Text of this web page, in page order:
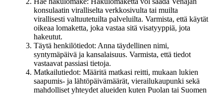
konsulaatin viralliselta verkkosivulta tai muilta
virallisesti valtuutetuilta palveluilta. Varmista, että käytät
oikeaa lomaketta, joka vastaa sitä visatyyppiä, jota
hakeutut.
Täytä henkilötiedot: Anna täydellinen nimi,
syntymäpäivä ja kansalaisuus. Varmista, että tiedot
vastaavat passiasi tietoja.
Matkailutiedot: Määritä matkasi reitti, mukaan lukien
saapumis- ja lähtöpäivämäärät, vierailukaupunki sekä
mahdolliset yhteydet alueiden kuten Puolan tai Suomen